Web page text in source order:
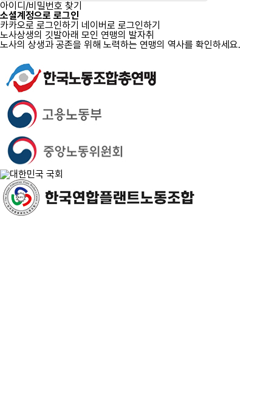
아이디/비밀번호 찾기
소셜계정으로 로그인
카카오로 로그인하기 네이버로 로그인하기
노사상생의 깃발아래 모인 연맹의 발자취
노사의 상생과 공존을 위해 노력하는 연맹의 역사를 확인하세요.